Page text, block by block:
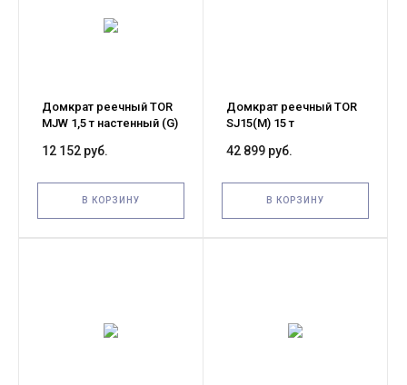
Домкрат реечный TOR
MJW 1,5 т настенный (G)
12 152 руб.
В КОРЗИНУ
Домкрат реечный TOR
SJ15(M) 15 т
42 899 руб.
В КОРЗИНУ